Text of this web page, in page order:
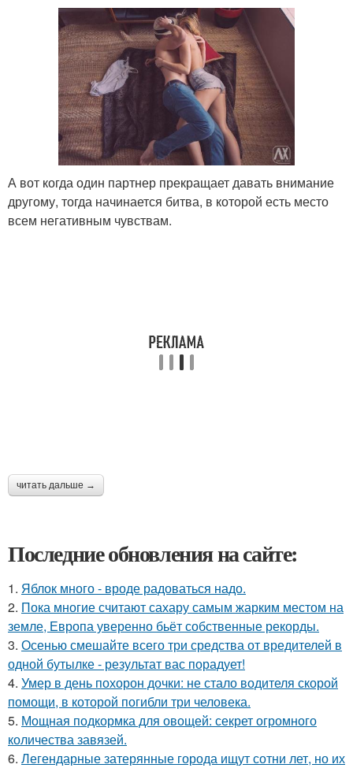
А вот когда один партнер прекращает давать внимание
другому, тогда начинается битва, в которой есть место
всем негативным чувствам.
читать дальше →
Последние обновления на сайте:
1. Яблок много - вроде радоваться надо.
2. Пока многие считают сахару самым жарким местом на
земле, Европа уверенно бьёт собственные рекорды.
3. Осенью смешайте всего три средства от вредителей в
одной бутылке - результат вас порадует!
4. Умер в день похорон дочки: не стало водителя скорой
помощи, в которой погибли три человека.
5. Мощная подкормка для овощей: секрет огромного
количества завязей.
6. Легендарные затерянные города ищут сотни лет, но их